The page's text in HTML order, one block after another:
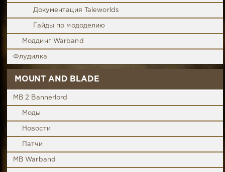
Документация Taleworlds
Гайды по мододелию
Моддинг Warband
Флудилка
MOUNT AND BLADE
MB 2 Bannerlord
Моды
Новости
Патчи
MB Warband